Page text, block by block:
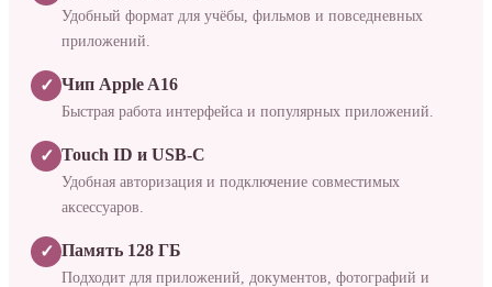
Удобный формат для учёбы, фильмов и повседневных
приложений.
✓ Чип Apple A16
Быстрая работа интерфейса и популярных приложений.
✓ Touch ID и USB-C
Удобная авторизация и подключение совместимых
аксессуаров.
✓ Память 128 ГБ
Подходит для приложений, документов, фотографий и